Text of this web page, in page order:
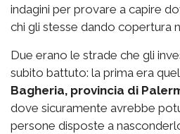
indagini per provare a capire
chi gli stesse dando copertura
Due erano le strade che gli
subito battuto: la prima era
Bagheria, provincia di
dove sicuramente avrebbe
persone disposte a